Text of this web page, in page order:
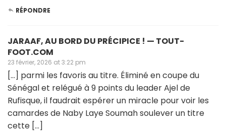
RÉPONDRE
JARAAF, AU BORD DU PRÉCIPICE ! — TOUT-
FOOT.COM
23 février, 2026 at 3:22 pm
[…] parmi les favoris au titre. Éliminé en coupe du
Sénégal et relégué à 9 points du leader Ajel de
Rufisque, il faudrait espérer un miracle pour voir les
camardes de Naby Laye Soumah soulever un titre
cette […]